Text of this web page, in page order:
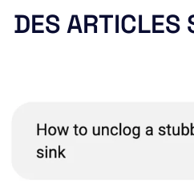
DES ARTICLES